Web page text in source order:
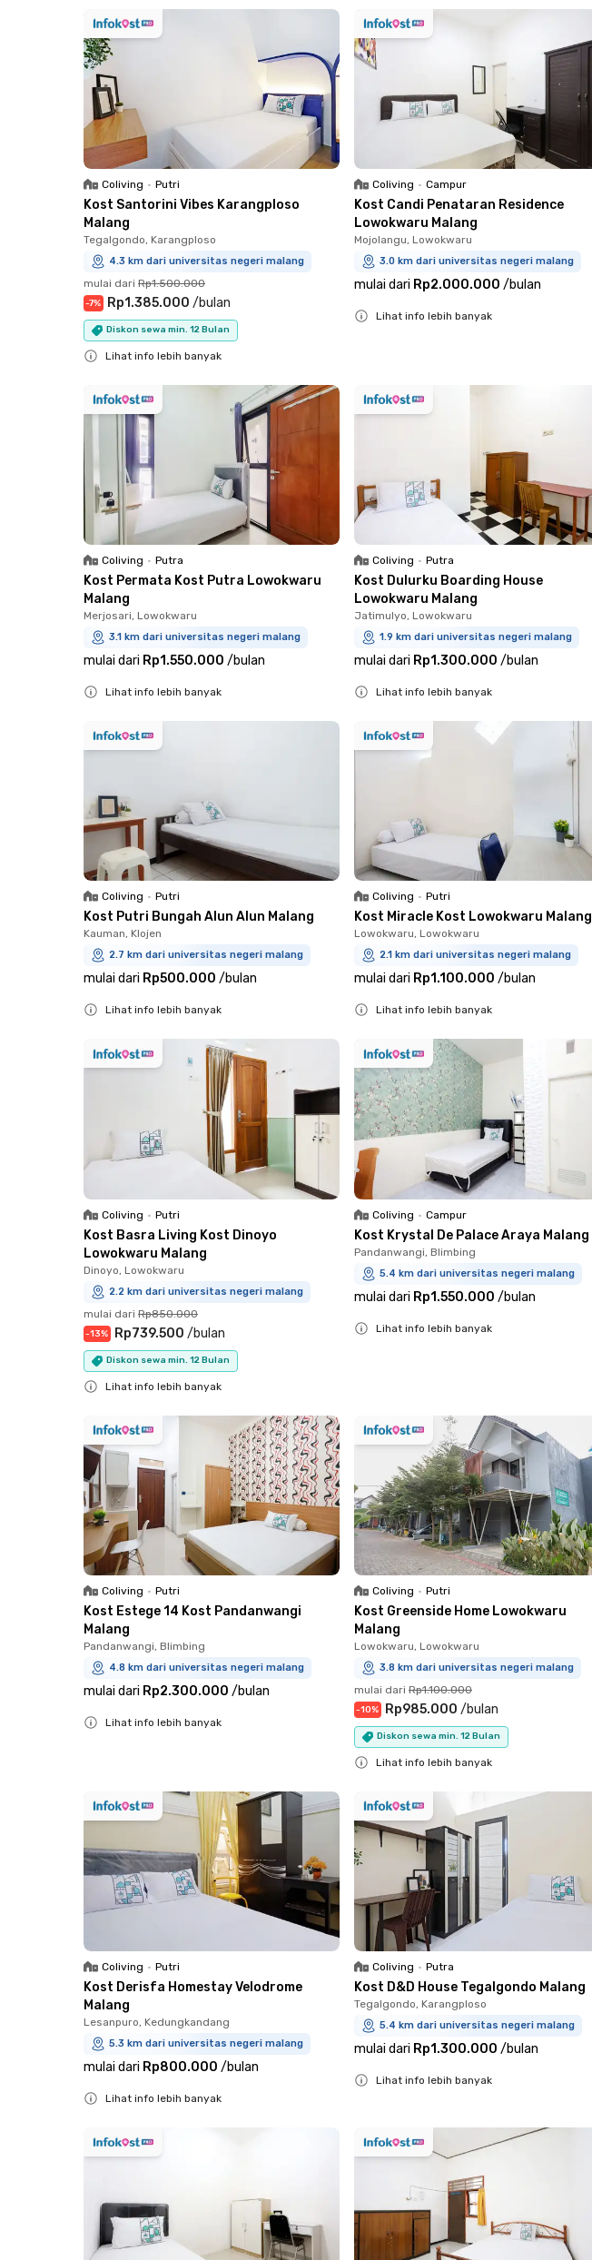
Coliving • Putri
Kost Santorini Vibes Karangploso
Malang
Tegalgondo, Karangploso
4.3 km dari universitas negeri malang
mulai dari Rp1.500.000
-7% Rp1.385.000 /bulan
Diskon sewa min. 12 Bulan
Lihat info lebih banyak
Coliving • Campur
Kost Candi Penataran Residence
Lowokwaru Malang
Mojolangu, Lowokwaru
3.0 km dari universitas negeri malang
mulai dari Rp2.000.000 /bulan
Lihat info lebih banyak
Coliving • Putra
Kost Permata Kost Putra Lowokwaru
Malang
Merjosari, Lowokwaru
3.1 km dari universitas negeri malang
mulai dari Rp1.550.000 /bulan
Lihat info lebih banyak
Coliving • Putra
Kost Dulurku Boarding House
Lowokwaru Malang
Jatimulyo, Lowokwaru
1.9 km dari universitas negeri malang
mulai dari Rp1.300.000 /bulan
Lihat info lebih banyak
Coliving • Putri
Kost Putri Bungah Alun Alun Malang
Kauman, Klojen
2.7 km dari universitas negeri malang
mulai dari Rp500.000 /bulan
Lihat info lebih banyak
Coliving • Putri
Kost Miracle Kost Lowokwaru Malang
Lowokwaru, Lowokwaru
2.1 km dari universitas negeri malang
mulai dari Rp1.100.000 /bulan
Lihat info lebih banyak
Coliving • Putri
Kost Basra Living Kost Dinoyo
Lowokwaru Malang
Dinoyo, Lowokwaru
2.2 km dari universitas negeri malang
mulai dari Rp850.000
-13% Rp739.500 /bulan
Diskon sewa min. 12 Bulan
Lihat info lebih banyak
Coliving • Campur
Kost Krystal De Palace Araya Malang
Pandanwangi, Blimbing
5.4 km dari universitas negeri malang
mulai dari Rp1.550.000 /bulan
Lihat info lebih banyak
Coliving • Putri
Kost Estege 14 Kost Pandanwangi
Malang
Pandanwangi, Blimbing
4.8 km dari universitas negeri malang
mulai dari Rp2.300.000 /bulan
Lihat info lebih banyak
Coliving • Putri
Kost Greenside Home Lowokwaru
Malang
Lowokwaru, Lowokwaru
3.8 km dari universitas negeri malang
mulai dari Rp1.100.000
-10% Rp985.000 /bulan
Diskon sewa min. 12 Bulan
Lihat info lebih banyak
Coliving • Putri
Kost Derisfa Homestay Velodrome
Malang
Lesanpuro, Kedungkandang
5.3 km dari universitas negeri malang
mulai dari Rp800.000 /bulan
Lihat info lebih banyak
Coliving • Putra
Kost D&D House Tegalgondo Malang
Tegalgondo, Karangploso
5.4 km dari universitas negeri malang
mulai dari Rp1.300.000 /bulan
Lihat info lebih banyak